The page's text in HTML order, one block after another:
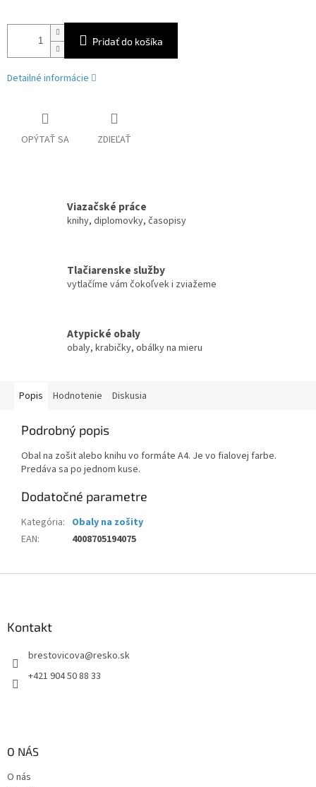
Pridať do košíka
Detailné informácie
OPÝTAŤ SA ZDIEĽAŤ
Viazačské práce
knihy, diplomovky, časopisy
Tlačiarenske služby
vytlačíme vám čokoľvek i zviažeme
Atypické obaly
obaly, krabičky, obálky na mieru
Popis Hodnotenie Diskusia
Podrobný popis
Obal na zošit alebo knihu vo formáte A4. Je vo fialovej farbe.
Predáva sa po jednom kuse.
Dodatočné parametre
Kategória: Obaly na zošity
EAN: 4008705194075
Kontakt
brestovicova@resko.sk
+421 904 50 88 33
O NÁS
O nás